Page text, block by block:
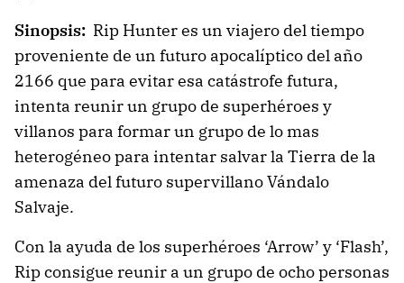
Sinopsis: Rip Hunter es un viajero del tiempo
proveniente de un futuro apocalíptico del año
2166 que para evitar esa catástrofe futura,
intenta reunir un grupo de superhéroes y
villanos para formar un grupo de lo mas
heterogéneo para intentar salvar la Tierra de la
amenaza del futuro supervillano Vándalo
Salvaje.
Con la ayuda de los superhéroes ‘Arrow’ y ‘Flash’,
Rip consigue reunir a un grupo de ocho personas